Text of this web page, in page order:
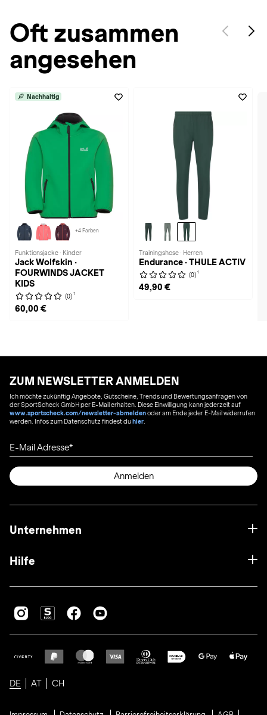
Oft zusammen
angesehen
Nachhaltig
+4 Farben
Funktionsjacke · Kinder
Jack Wolfskin ·
FOURWINDS JACKET
KIDS
(0) 1
60,00 €
Trainingshose · Herren
Endurance · THULE ACTIV
(0) 1
49,90 €
ZUM NEWSLETTER ANMELDEN
Ich möchte zukünftig Angebote, Gutscheine, Trends und Bewertungsanfragen von
der SportScheck GmbH per E-Mail erhalten. Diese Einwilligung kann jederzeit auf
www.sportscheck.com/newsletter-abmeldenoder am Ende jeder E-Mail widerrufen
werden. Infos zum Datenschutz findest duhier
E-Mail Adresse
Anmelden
Unternehmen
Hilfe
DE AT CH